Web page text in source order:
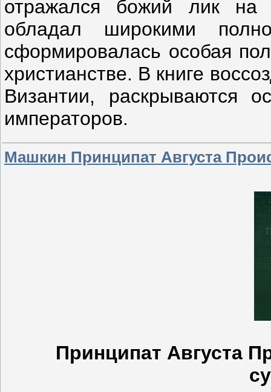
отражался божий лик на
обладал широкими
сформировалась особая
христианстве. В книге
Византии, раскрываются
императоров.
Машкин Принципат Августа
Принципат Августа